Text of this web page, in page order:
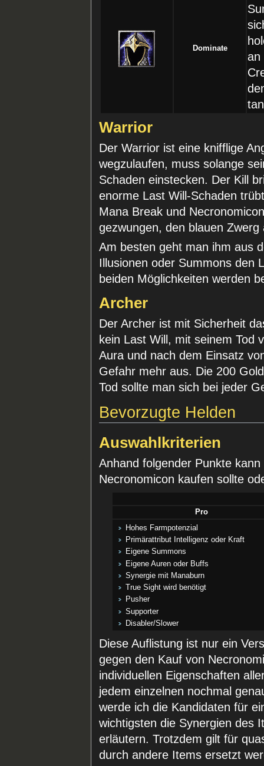
Dominate
an
Warrior
Der Warrior ist eine knifflige
wegzulaufen, muss solange
Schaden einstecken. Der Kill
enorme Last Will-Schaden
Mana Break und
gezwungen, den blauen
Am besten geht man ihm aus
Illusionen oder Summons den
beiden Möglichkeiten werden
Archer
Der Archer ist mit Sicherheit
kein Last Will, mit seinem Tod
Aura und nach dem Einsatz
Gefahr mehr aus. Die 200
Tod sollte man sich bei jeder
Bevorzugte Helden
Auswahlkriterien
Anhand folgender Punkte
Necronomicon kaufen sollte
Pro
Hohes Farmpotenzial
Primärattribut Intelligenz oder Kraft
Eigene Summons
Eigene Auren oder Buffs
Synergie mit Manaburn
True Sight wird benötigt
Pusher
Supporter
Disabler/Slower
Diese Auflistung ist nur ein
gegen den Kauf von
individuellen Eigenschaften
jedem einzelnen nochmal
werde ich die Kandidaten für
wichtigsten die Synergien des
erläutern. Trotzdem gilt für
durch andere Items ersetzt